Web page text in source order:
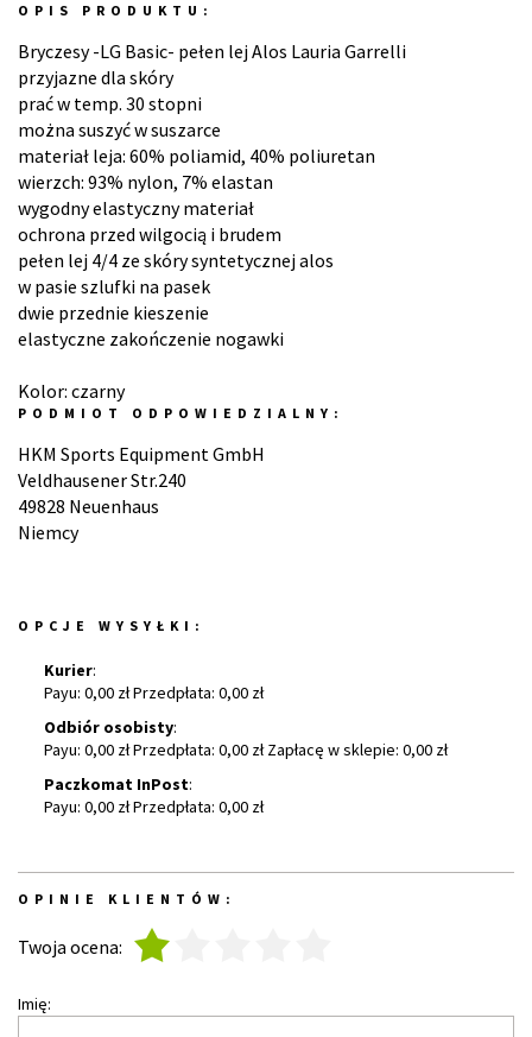
OPIS PRODUKTU:
Bryczesy -LG Basic- pełen lej Alos Lauria Garrelli
przyjazne dla skóry
prać w temp. 30 stopni
można suszyć w suszarce
materiał leja: 60% poliamid, 40% poliuretan
wierzch: 93% nylon, 7% elastan
wygodny elastyczny materiał
ochrona przed wilgocią i brudem
pełen lej 4/4 ze skóry syntetycznej alos
w pasie szlufki na pasek
dwie przednie kieszenie
elastyczne zakończenie nogawki
Kolor: czarny
PODMIOT ODPOWIEDZIALNY:
HKM Sports Equipment GmbH
Veldhausener Str.240
49828 Neuenhaus
Niemcy
OPCJE WYSYŁKI:
Kurier:
Payu: 0,00 zł Przedpłata: 0,00 zł
Odbiór osobisty:
Payu: 0,00 zł Przedpłata: 0,00 zł Zapłacę w sklepie: 0,00 zł
Paczkomat InPost:
Payu: 0,00 zł Przedpłata: 0,00 zł
OPINIE KLIENTÓW:
Twoja ocena:
Imię: